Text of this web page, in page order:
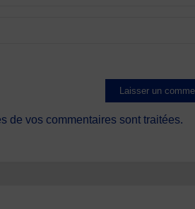
de vos commentaires sont traitées.